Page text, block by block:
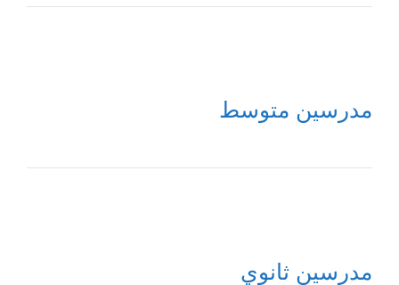
مدرسين متوسط
مدرسين ثانوي